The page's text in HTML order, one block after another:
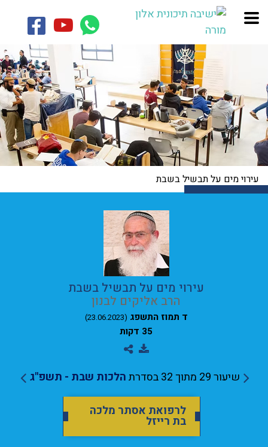
עירוי מים על תבשיל בשבת
עירוי מים על תבשיל בשבת
הרב אליקים לבנון
ד תמוז התשפג (23.06.2023)
35 דקות
שיעור 29 מתוך 32 בסדרת הלכות שבת - תשפ"ג
לרפואת אסתר מלכה
בת רייזל